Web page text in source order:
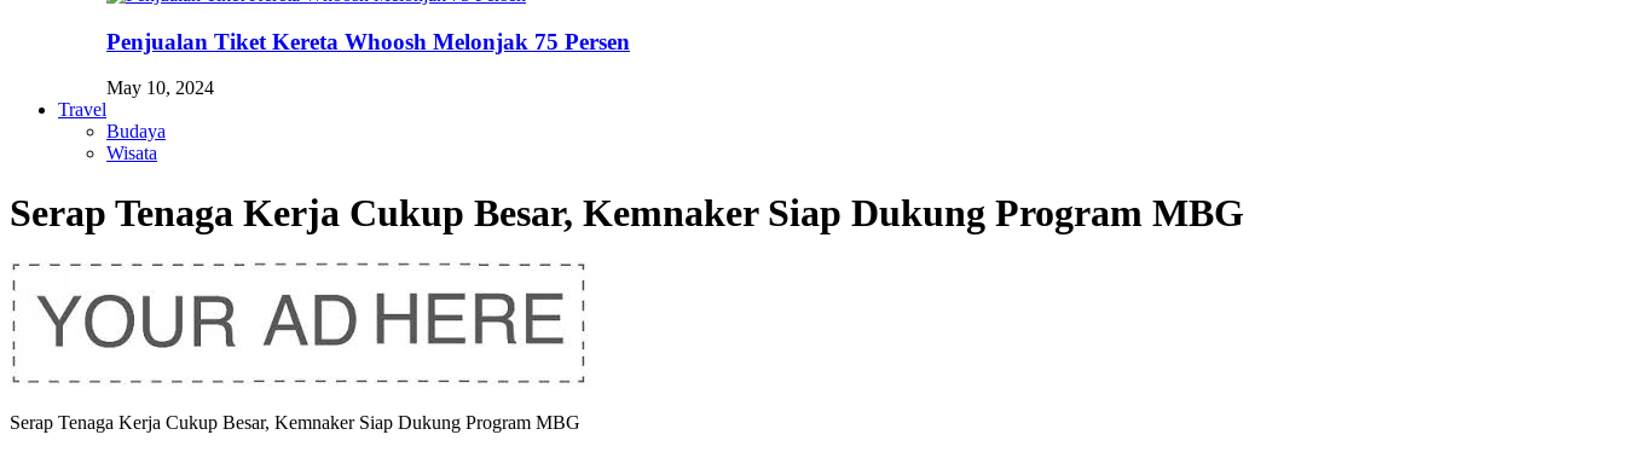
Penjualan Tiket Kereta Whoosh Melonjak 75 Persen
May 10, 2024
Travel
Budaya
Wisata
Serap Tenaga Kerja Cukup Besar, Kemnaker Siap Dukung Program MBG
Serap Tenaga Kerja Cukup Besar, Kemnaker Siap Dukung Program MBG